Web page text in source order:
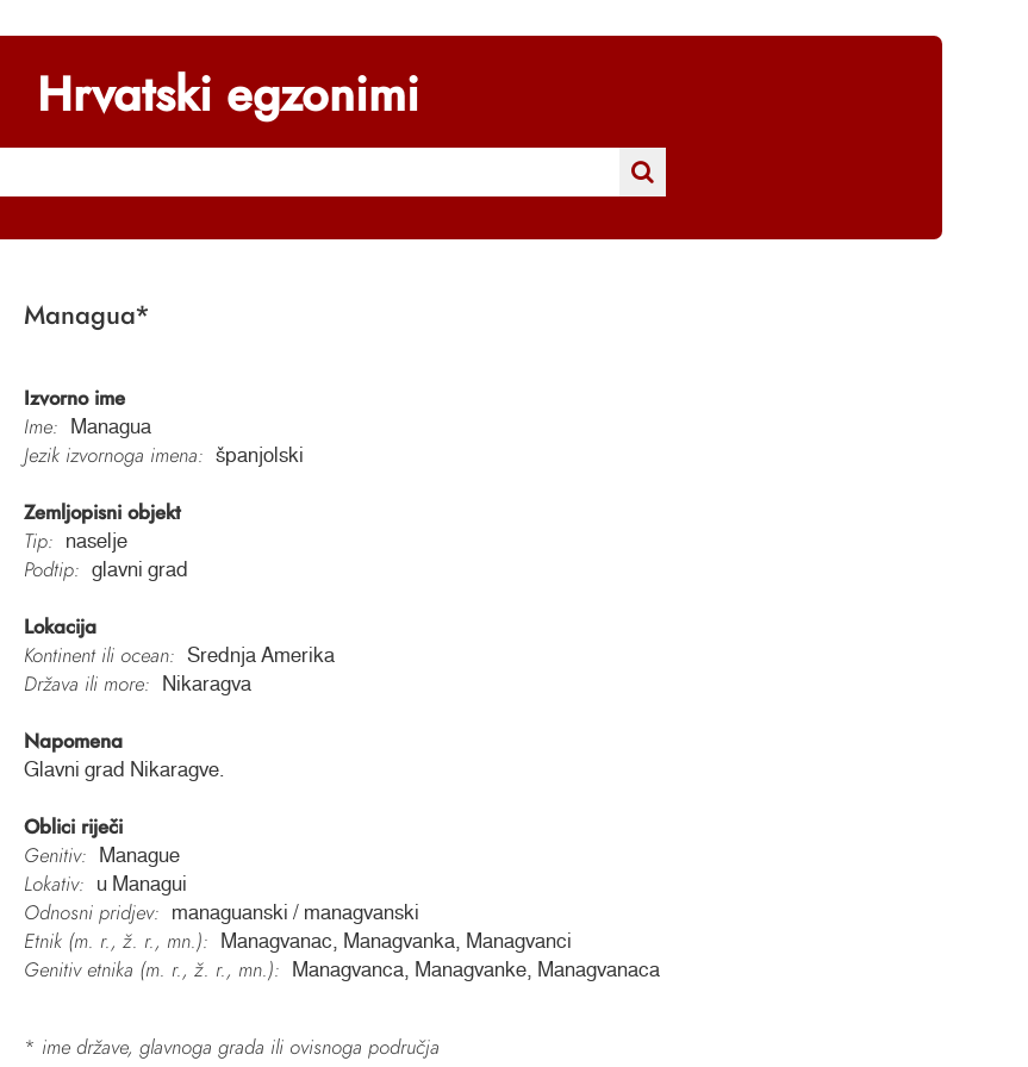
Hrvatski egzonimi
Managua*
Izvorno ime
Ime:
Managua
Jezik izvornoga imena: španjolski
Zemljopisni objekt
Tip:
naselje
Podtip: glavni grad
Lokacija
Kontinent ili ocean:
Srednja Amerika
Država ili more: Nikaragva
Napomena
Glavni grad Nikaragve.
Oblici riječi
Genitiv:
Manague
Lokativ: u Managui
Odnosni pridjev: managuanski / managvanski
Etnik (m. r., ž. r., mn.): Managvanac, Managvanka, Managvanci
Genitiv etnika (m. r., ž. r., mn.): Managvanca, Managvanke, Managvanaca
* ime države, glavnoga grada ili ovisnoga područja